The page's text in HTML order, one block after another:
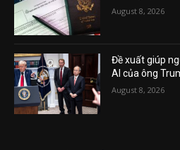
August 8, 2026
Đề xuất giúp
AI của ông
August 8, 2026